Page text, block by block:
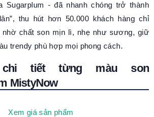
Sugarplum - đã nhanh chóng trở thành
thu hút hơn 50.000 khách hàng chỉ
nhờ chất son mịn lì, nhẹ như sương, giữ
trendy phù hợp mọi phong cách.
chi tiết từng màu son
MistyNow
Xem giá sản phẩm